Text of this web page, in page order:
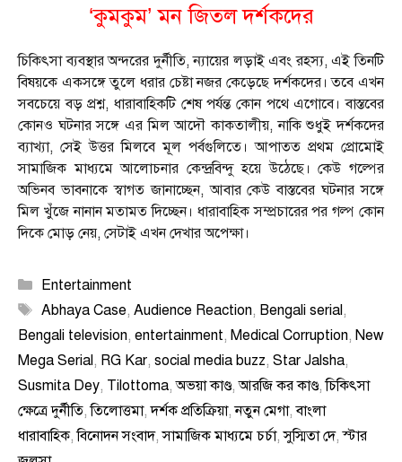
‘কুমকুম’ মন জিতল দর্শকদের
চিকিৎসা ব্যবস্থার অন্দরের দুর্নীতি, ন্যায়ের লড়াই এবং রহস্য, এই তিনটি
বিষয়কে একসঙ্গে তুলে ধরার চেষ্টা নজর কেড়েছে দর্শকদের। তবে এখন
সবচেয়ে বড় প্রশ্ন, ধারাবাহিকটি শেষ পর্যন্ত কোন পথে এগোবে। বাস্তবের
কোনও ঘটনার সঙ্গে এর মিল আদৌ কাকতালীয়, নাকি শুধুই দর্শকদের
ব্যাখ্যা, সেই উত্তর মিলবে মূল পর্বগুলিতে। আপাতত প্রথম প্রোমোই
সামাজিক মাধ্যমে আলোচনার কেন্দ্রবিন্দু হয়ে উঠেছে। কেউ গল্পের
অভিনব ভাবনাকে স্বাগত জানাচ্ছেন, আবার কেউ বাস্তবের ঘটনার সঙ্গে
মিল খুঁজে নানান মতামত দিচ্ছেন। ধারাবাহিক সম্প্রচারের পর গল্প কোন
দিকে মোড় নেয়, সেটাই এখন দেখার অপেক্ষা।
Categories
Entertainment
Tags
Abhaya Case, Audience Reaction, Bengali serial,
Bengali television, entertainment, Medical Corruption, New
Mega Serial, RG Kar, social media buzz, Star Jalsha,
Susmita Dey, Tilottoma,অভয়া কাণ্ড,আরজি কর কাণ্ড,চিকিৎসা
ক্ষেত্রে দুর্নীতি,তিলোত্তমা,দর্শক প্রতিক্রিয়া,নতুন মেগা,বাংলা
ধারাবাহিক,বিনোদন সংবাদ,সামাজিক মাধ্যমে চর্চা,সুস্মিতা দে,স্টার